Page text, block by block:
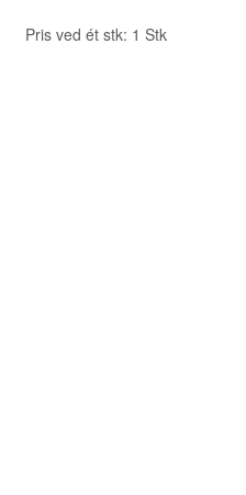
Pris ved ét stk: 1 Stk